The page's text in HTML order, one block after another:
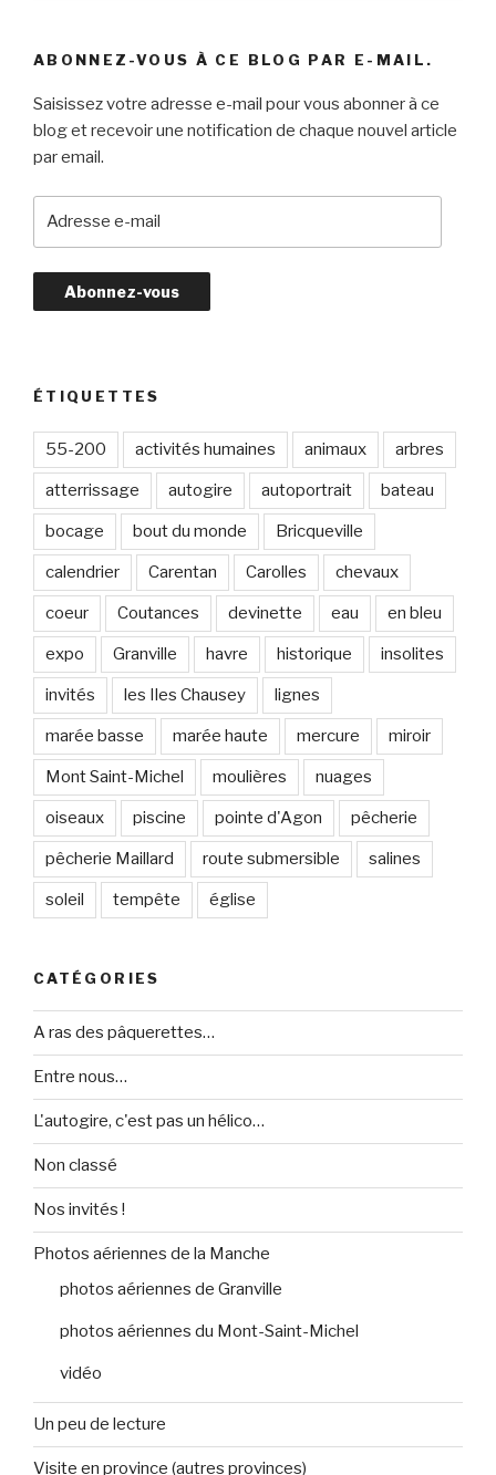
ABONNEZ-VOUS À CE BLOG PAR E-MAIL.
Saisissez votre adresse e-mail pour vous abonner à ce
blog et recevoir une notification de chaque nouvel article
par email.
s
e
m
a
ÉTIQUETTES
55-200 activités humaines animaux arbres
atterrissage autogire autoportrait bateau
bocage bout du monde Bricqueville
calendrier Carentan Carolles chevaux
coeur Coutances devinette eau en bleu
expo Granville havre historique insolites
invités les Iles Chausey lignes
marée basse marée haute mercure miroir
Mont Saint-Michel moulières nuages
oiseaux piscine pointe d'Agon pêcherie
pêcherie Maillard route submersible salines
soleil tempête église
CATÉGORIES
A ras des pâquerettes…
Entre nous…
L'autogire, c'est pas un hélico…
Non classé
Nos invités !
Photos aériennes de la Manche
photos aériennes de Granville
photos aériennes du Mont-Saint-Michel
vidéo
Un peu de lecture
Visite en province (autres provinces)